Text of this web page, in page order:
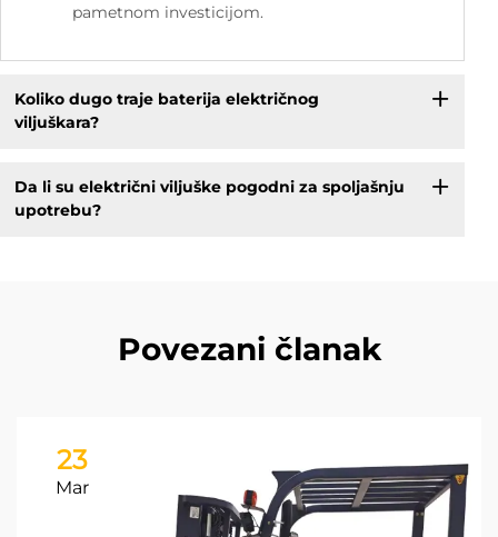
pametnom investicijom.
Koliko dugo traje baterija električnog
viljuškara?
Da li su električni viljuške pogodni za spoljašnju
upotrebu?
Povezani članak
23
Mar